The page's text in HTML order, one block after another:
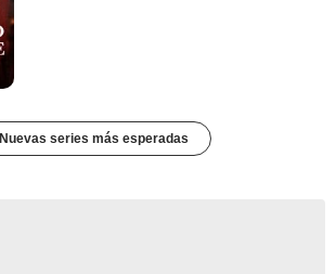
Nuevas series más esperadas